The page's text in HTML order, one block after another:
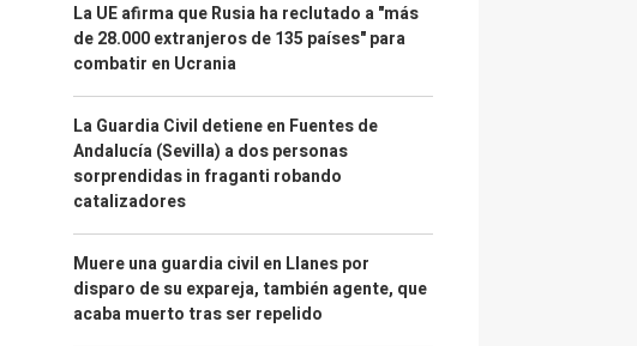
La UE afirma que Rusia ha reclutado a "más
de 28.000 extranjeros de 135 países" para
combatir en Ucrania
La Guardia Civil detiene en Fuentes de
Andalucía (Sevilla) a dos personas
sorprendidas in fraganti robando
catalizadores
Muere una guardia civil en Llanes por
disparo de su expareja, también agente, que
acaba muerto tras ser repelido